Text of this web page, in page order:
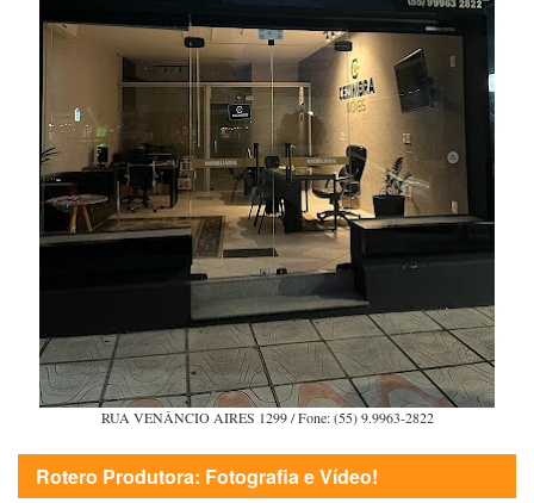
RUA VENÂNCIO AIRES 1299 / Fone: (55) 9.9963-2822
Rotero Produtora: Fotografia e Vídeo!